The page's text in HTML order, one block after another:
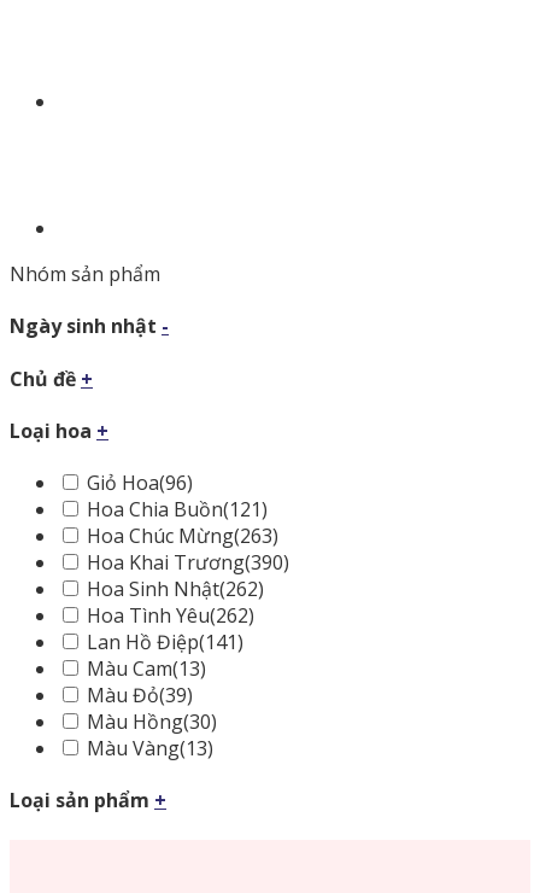
Nhóm sản phẩm
Ngày sinh nhật -
Chủ đề +
Loại hoa +
Giỏ Hoa(96)
Hoa Chia Buồn(121)
Hoa Chúc Mừng(263)
Hoa Khai Trương(390)
Hoa Sinh Nhật(262)
Hoa Tình Yêu(262)
Lan Hồ Điệp(141)
Màu Cam(13)
Màu Đỏ(39)
Màu Hồng(30)
Màu Vàng(13)
Loại sản phẩm +